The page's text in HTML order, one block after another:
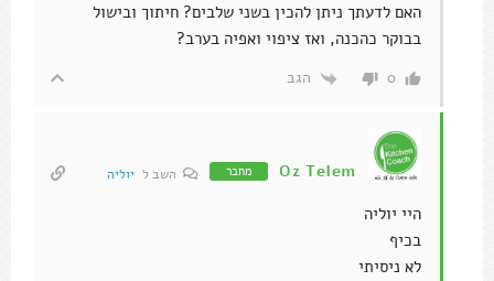
האם לדעתך ניתן להכין בשני שלבים? חיתוך ובישול
בבוקר כהכנה, ואז ציפוי ואפיה בערב?
0 הגב
Oz Telem מחבר השב ל יוליה
היי יוליה
בכיף
לא ניסיתי